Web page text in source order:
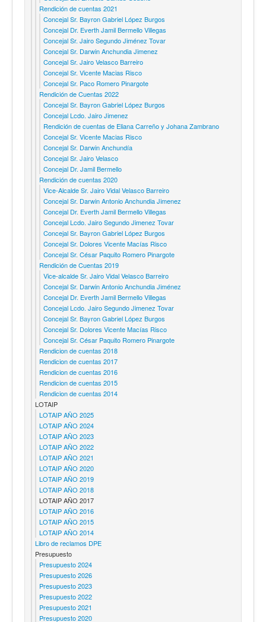
Rendición de cuentas 2021
Concejal Sr. Bayron Gabriel López Burgos
Concejal Dr. Everth Jamil Bermello Villegas
Concejal Sr. Jairo Segundo Jiménez Tovar
Concejal Sr. Darwin Anchundia Jimenez
Concejal Sr. Jairo Velasco Barreiro
Concejal Sr. Vicente Macias Risco
Concejal Sr. Paco Romero Pinargote
Rendición de Cuentas 2022
Concejal Sr. Bayron Gabriel López Burgos
Concejal Lcdo. Jairo Jimenez
Rendición de cuentas de Eliana Carreño y Johana Zambrano
Concejal Sr. Vicente Macias Risco
Concejal Sr. Darwin Anchundía
Concejal Sr. Jairo Velasco
Concejal Dr. Jamil Bermello
Rendición de cuentas 2020
Vice-Alcalde Sr. Jairo Vidal Velasco Barreiro
Concejal Sr. Darwin Antonio Anchundia Jimenez
Concejal Dr. Everth Jamil Bermello Villegas
Concejal Lcdo. Jairo Segundo Jimenez Tovar
Concejal Sr. Bayron Gabriel López Burgos
Concejal Sr. Dolores Vicente Macías Risco
Concejal Sr. César Paquito Romero Pinargote
Rendición de Cuentas 2019
Vice-alcalde Sr. Jairo Vidal Velasco Barreiro
Concejal Sr. Darwin Antonio Anchundia Jiménez
Concejal Dr. Everth Jamil Bermello Villegas
Concejal Lcdo. Jairo Segundo Jimenez Tovar
Concejal Sr. Bayron Gabriel López Burgos
Concejal Sr. Dolores Vicente Macías Risco
Concejal Sr. César Paquito Romero Pinargote
Rendicion de cuentas 2018
Rendicion de cuentas 2017
Rendicion de cuentas 2016
Rendicion de cuentas 2015
Rendicion de cuentas 2014
LOTAIP
LOTAIP AÑO 2025
LOTAIP AÑO 2024
LOTAIP AÑO 2023
LOTAIP AÑO 2022
LOTAIP AÑO 2021
LOTAIP AÑO 2020
LOTAIP AÑO 2019
LOTAIP AÑO 2018
LOTAIP AÑO 2017
LOTAIP AÑO 2016
LOTAIP AÑO 2015
LOTAIP AÑO 2014
Libro de reclamos DPE
Presupuesto
Presupuesto 2024
Presupuesto 2026
Presupuesto 2023
Presupuesto 2022
Presupuesto 2021
Presupuesto 2020